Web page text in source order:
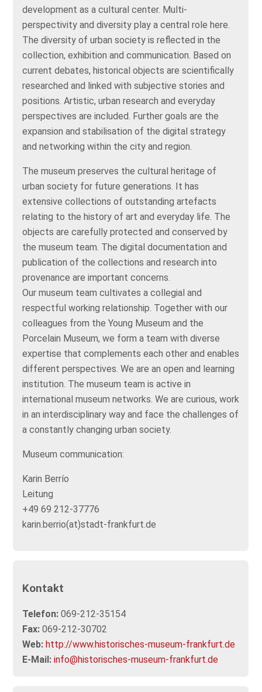
development as a cultural center. Multi-
perspectivity and diversity play a central role here.
The diversity of urban society is reflected in the
collection, exhibition and communication. Based on
current debates, historical objects are scientifically
researched and linked with subjective stories and
positions. Artistic, urban research and everyday
perspectives are included. Further goals are the
expansion and stabilisation of the digital strategy
and networking within the city and region.
The museum preserves the cultural heritage of
urban society for future generations. It has
extensive collections of outstanding artefacts
relating to the history of art and everyday life. The
objects are carefully protected and conserved by
the museum team. The digital documentation and
publication of the collections and research into
provenance are important concerns.
Our museum team cultivates a collegial and
respectful working relationship. Together with our
colleagues from the Young Museum and the
Porcelain Museum, we form a team with diverse
expertise that complements each other and enables
different perspectives. We are an open and learning
institution. The museum team is active in
international museum networks. We are curious, work
in an interdisciplinary way and face the challenges of
a constantly changing urban society.
Museum communication:
Karin Berrío
Leitung
+49 69 212-37776
karin.berrio(at)stadt-frankfurt.de
Kontakt
Telefon: 069-212-35154
Fax: 069-212-30702
Web: http://www.historisches-museum-frankfurt.de
E-Mail: info@historisches-museum-frankfurt.de